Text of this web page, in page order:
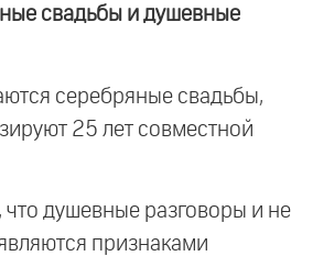
свадьбы и душевные
серебряные свадьбы,
25 лет совместной
что душевные разговоры и не
признаками